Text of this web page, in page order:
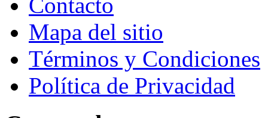
Mapa del sitio
Términos y Condiciones
Política de Privacidad